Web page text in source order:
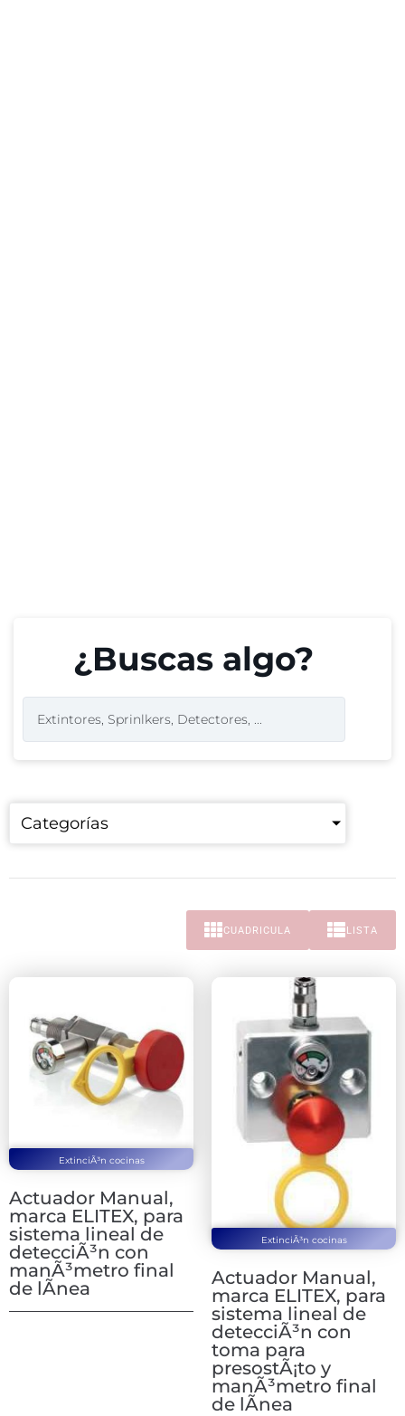
¿Buscas algo?
Categorías
CUADRICULA LISTA
ExtinciÃ³n cocinas
Actuador Manual,
marca ELITEX, para
sistema lineal de
detecciÃ³n con
manÃ³metro final
de lÃ­nea
ExtinciÃ³n cocinas
Actuador Manual,
marca ELITEX, para
sistema lineal de
detecciÃ³n con
toma para
presostÃ¡to y
manÃ³metro final
de lÃ­nea